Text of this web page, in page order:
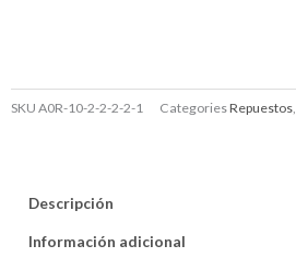
SKU A0R-10-2-2-2-2-1 CategoriesRepuestos,
Descripción
Información adicional